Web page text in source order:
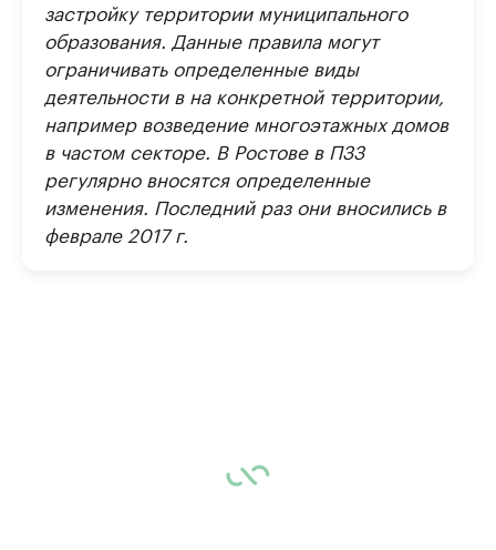
застройку территории муниципального
образования. Данные правила могут
ограничивать определенные виды
деятельности в на конкретной территории,
например возведение многоэтажных домов
в частом секторе. В Ростове в ПЗЗ
регулярно вносятся определенные
изменения. Последний раз они вносились в
феврале 2017 г.